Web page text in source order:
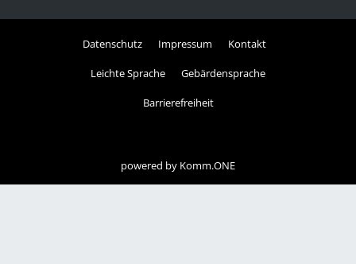
Datenschutz Impressum Kontakt
Leichte Sprache Gebärdensprache
Barrierefreiheit
powered by Komm.ONE